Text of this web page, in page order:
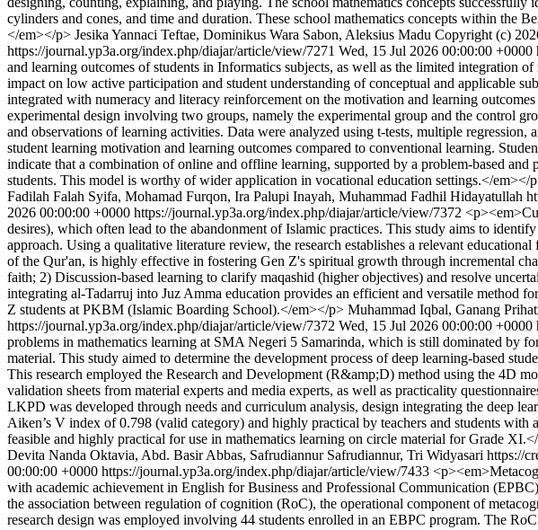
cylinders and cones, and time and duration. These school mathematics concepts within the
</em></p> Jesika Yannaci Teftae, Dominikus Wara Sabon, Aleksius Madu Copyright (c)
https://journal.yp3a.org/index.php/diajar/article/view/7271 Wed, 15 Jul 2026 00:00:00 +0000
and learning outcomes of students in Informatics subjects, as well as the limited
impact on low active participation and student understanding of conceptual and applicable
integrated with numeracy and literacy reinforcement on the motivation and learning
experimental design involving two groups, namely the experimental group and the control
and observations of learning activities. Data were analyzed using t-tests, multiple
student learning motivation and learning outcomes compared to conventional learning.
indicate that a combination of online and offline learning, supported by a problem-based
students. This model is worthy of wider application in vocational education settings.</em></
Fadilah Falah Syifa, Mohamad Furqon, Ira Palupi Inayah, Muhammad Fadhil Hidayatullah
2026 00:00:00 +0000 https://journal.yp3a.org/index.php/diajar/article/view/7372
desires), which often lead to the abandonment of Islamic practices. This study aims to
approach. Using a qualitative literature review, the research establishes a relevant
of the Qur'an, is highly effective in fostering Gen Z's spiritual growth through incremental
faith; 2) Discussion-based learning to clarify maqashid (higher objectives) and resolve
integrating al-Tadarruj into Juz Amma education provides an efficient and versatile method
Z students at PKBM (Islamic Boarding School).</em></p> Muhammad Iqbal, Ganang
https://journal.yp3a.org/index.php/diajar/article/view/7372 Wed, 15 Jul 2026 00:00:00 +0000
problems in mathematics learning at SMA Negeri 5 Samarinda, which is still dominated by
material. This study aimed to determine the development process of deep learning-based
This research employed the Research and Development (R&amp;D) method using the 4D
validation sheets from material experts and media experts, as well as practicality
LKPD was developed through needs and curriculum analysis, design integrating the deep
Aiken’s V index of 0.798 (valid category) and highly practical by teachers and students
feasible and highly practical for use in mathematics learning on circle material for Grade
Devita Nanda Oktavia, Abd. Basir Abbas, Safrudiannur Safrudiannur, Tri Widyasari https://
00:00:00 +0000 https://journal.yp3a.org/index.php/diajar/article/view/7433
with academic achievement in English for Business and Professional Communication
the association between regulation of cognition (RoC), the operational component of
research design was employed involving 44 students enrolled in an EBPC program. The